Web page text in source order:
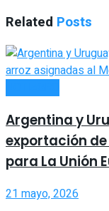
Related Posts
Argentina y
exportación
para La Unión
21 mayo, 2026